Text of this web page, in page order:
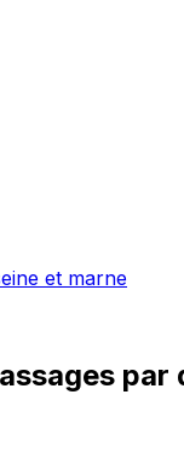
et marne
par